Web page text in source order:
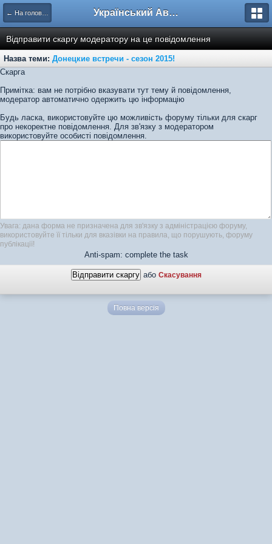
← На головну Український Автоклуб ВАЗ
Відправити скаргу модератору на це повідомлення
Назва теми: Донецкие встречи - сезон 2015!
Скарга
Примітка: вам не потрібно вказувати тут тему й повідомлення,
модератор автоматично одержить цю інформацію
Будь ласка, використовуйте цю можливість форуму тільки для скарг
про некоректне повідомлення. Для зв'язку з модератором
використовуйте особисті повідомлення.
Увага: дана форма не призначена для зв'язку з адміністрацією форуму,
використовуйте її тільки для вказівки на правила, що порушують, форуму
публікації!
Anti-spam: complete the task
або Скасування
Повна версія